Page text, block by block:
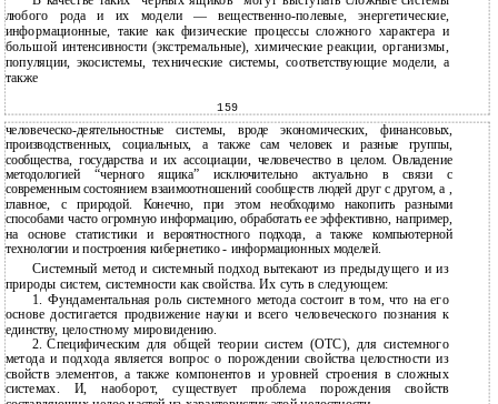
любого рода и их модели — вещественно-полевые, энергетические,
информационные, такие как физические процессы сложного характера и
большой интенсивности (экстремальные), химические реакции, организмы,
популяции, экосистемы, технические системы, соответствующие модели, а
также
159
человеческо-деятельностные системы, вроде экономических, финансовых,
производственных, социальных, а также сам человек и разные группы,
сообщества, государства и их ассоциации, человечество в целом. Овладение
методологией “черного ящика” исключительно актуально в связи с
современным состоянием взаимоотношений сообществ людей друг с другом, а ,
главное, с природой. Конечно, при этом необходимо накопить разными
способами часто огромную информацию, обработать ее эффективно, например,
на основе статистики и вероятностного подхода, а также компьютерной
технологии и построения кибернетико - информационных моделей.
Системный метод и системный подход вытекают из предыдущего и из
природы систем, системности как свойства. Их суть в следующем:
1. Фундаментальная роль системного метода состоит в том, что на его
основе достигается продвижение науки и всего человеческого познания к
единству, целостному мировидению.
2. Специфическим для общей теории систем (ОТС), для системного
метода и подхода является вопрос о порождении свойства целостности из
свойств элементов, а также компонентов и уровней строения в сложных
системах. И, наоборот, существует проблема порождения свойств